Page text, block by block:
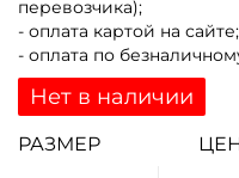
перевозчика);
- оплата картой на сайте;
- оплата по
Нет в наличии
РАЗМЕР